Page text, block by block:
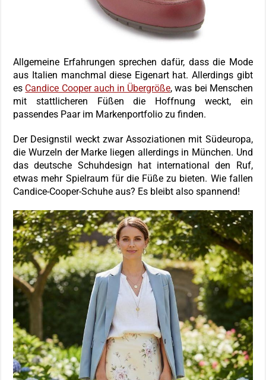
Allgemeine Erfahrungen sprechen dafür, dass die Mode
aus Italien manchmal diese Eigenart hat. Allerdings gibt
es Candice Cooper auch in Übergröße, was bei Menschen
mit stattlicheren Füßen die Hoffnung weckt, ein
passendes Paar im Markenportfolio zu finden.
Der Designstil weckt zwar Assoziationen mit Südeuropa,
die Wurzeln der Marke liegen allerdings in München. Und
das deutsche Schuhdesign hat international den Ruf,
etwas mehr Spielraum für die Füße zu bieten. Wie fallen
Candice-Cooper-Schuhe aus? Es bleibt also spannend!